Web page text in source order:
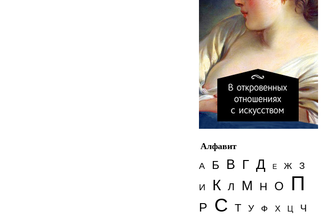
Алфавит
А
Б В Г Д Е Ж З
И К Л М Н О П
Р С Т У Ф Х Ц Ч